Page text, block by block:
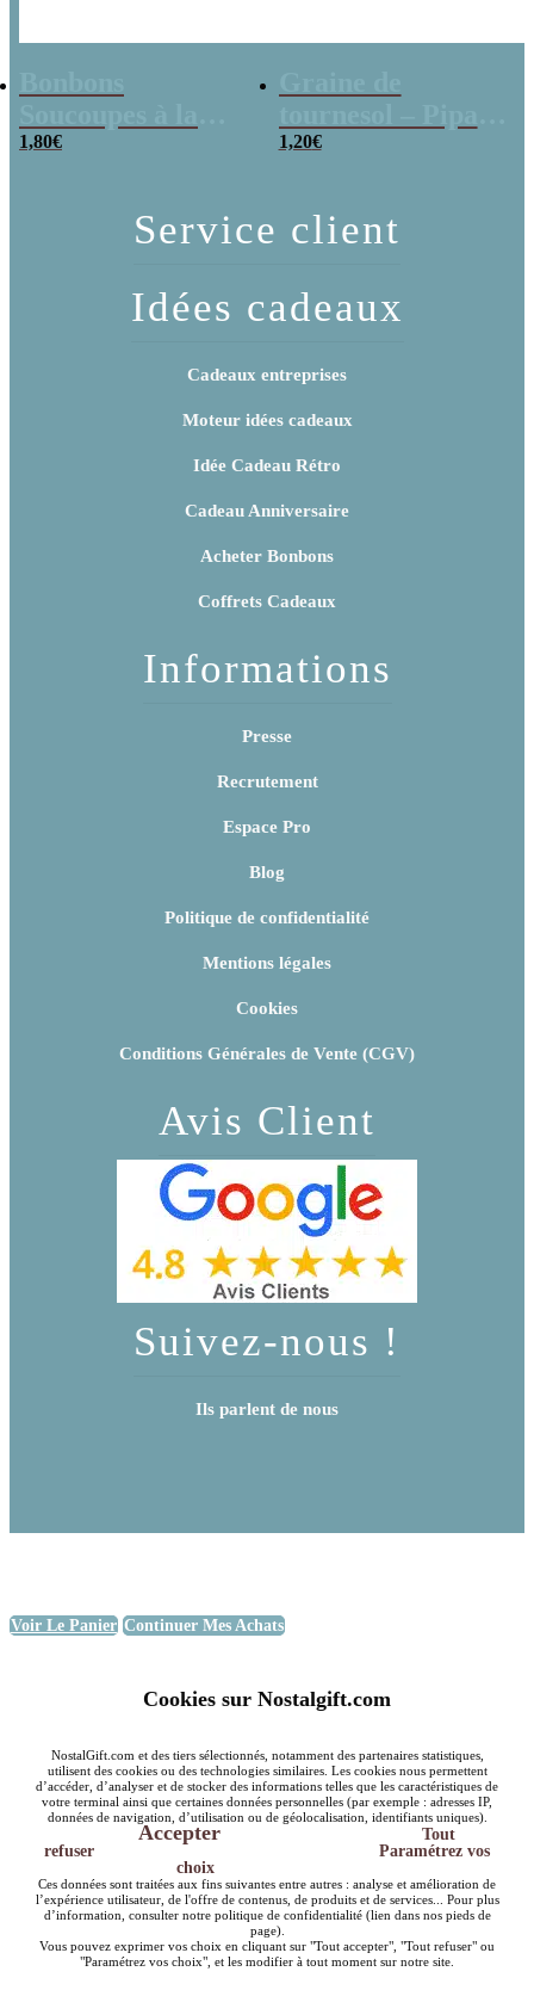
poudre (x20)
1,80€
x 3
1,20€
Service client
Idées cadeaux
Cadeaux entreprises
Moteur idées cadeaux
Idée Cadeau Rétro
Cadeau Anniversaire
Acheter Bonbons
Coffrets Cadeaux
Informations
Presse
Recrutement
Espace Pro
Blog
Politique de confidentialité
Mentions légales
Cookies
Conditions Générales de Vente (CGV)
Avis Client
Suivez-nous !
Ils parlent de nous
Voir Le Panier Continuer Mes Achats
Cookies sur Nostalgift.com
NostalGift.com et des tiers sélectionnés, notamment des partenaires statistiques,
utilisent des cookies ou des technologies similaires. Les cookies nous permettent
d’accéder, d’analyser et de stocker des informations telles que les caractéristiques de
votre terminal ainsi que certaines données personnelles (par exemple : adresses IP,
données de navigation, d’utilisation ou de géolocalisation, identifiants uniques).
Accepter
Tout
refuser
Paramétrez vos
choix
Ces données sont traitées aux fins suivantes entre autres : analyse et amélioration de
l’expérience utilisateur, de l'offre de contenus, de produits et de services... Pour plus
d’information, consulter notre politique de confidentialité (lien dans nos pieds de
page).
Vous pouvez exprimer vos choix en cliquant sur "Tout accepter", "Tout refuser" ou
"Paramétrez vos choix", et les modifier à tout moment sur notre site.